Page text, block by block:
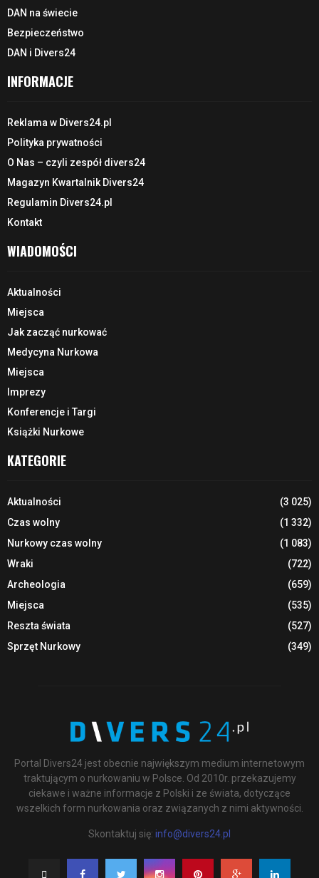
DAN na świecie
Bezpieczeństwo
DAN i Divers24
INFORMACJE
Reklama w Divers24.pl
Polityka prywatności
O Nas – czyli zespół divers24
Magazyn Kwartalnik Divers24
Regulamin Divers24.pl
Kontakt
WIADOMOŚCI
Aktualności
Miejsca
Jak zacząć nurkować
Medycyna Nurkowa
Miejsca
Imprezy
Konferencje i Targi
Książki Nurkowe
KATEGORIE
Aktualności
(3 025)
Czas wolny
(1 332)
Nurkowy czas wolny
(1 083)
Wraki
(722)
Archeologia
(659)
Miejsca
(535)
Reszta świata
(527)
Sprzęt Nurkowy
(349)
Portal Divers24 jest obecnie największym medium internetowym
traktującym o nurkowaniu w Polsce. Od 2010r. przekazujemy
ciekawe i ważne informacje z Polski i ze świata, dotyczące
wszelkich form nurkowania oraz związanych z nimi aktywności.
Skontaktuj się: info@divers24.pl